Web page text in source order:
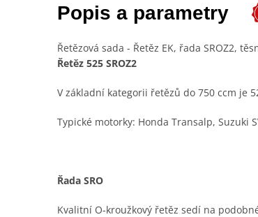
Popis a parametry
Řetězová sada - Řetěz EK, řada SROZ2,
Řetěz 525 SROZ2
V základní kategorii řetězů do 750 ccm je
Typické motorky: Honda Transalp, Suzuki
Řada SRO
Kvalitní O-kroužkový řetěz sedí na